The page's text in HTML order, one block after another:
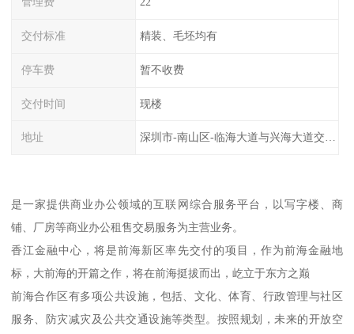
交付标准 精装、毛坯均有
停车费 暂不收费
交付时间 现楼
地址 深圳市-南山区-临海大道与兴海大道交汇处
是一家提供商业办公领域的互联网综合服务平台，以写字楼、商
铺、厂房等商业办公租售交易服务为主营业务。
香江金融中心，将是前海新区率先交付的项目，作为前海金融地
标，大前海的开篇之作，将在前海挺拔而出，屹立于东方之巅
前海合作区有多项公共设施，包括、文化、体育、行政管理与社区
服务、防灾减灾及公共交通设施等类型。按照规划，未来的开放空